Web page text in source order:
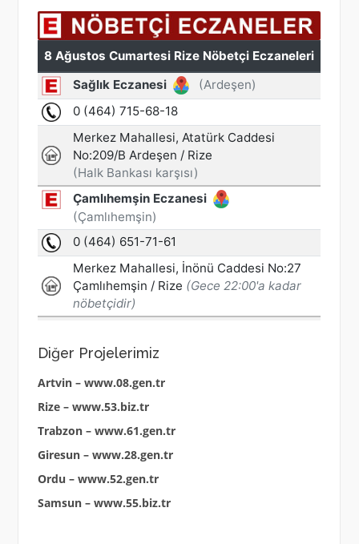
Diğer Projelerimiz
Artvin – www.08.gen.tr
Rize – www.53.biz.tr
Trabzon – www.61.gen.tr
Giresun – www.28.gen.tr
Ordu – www.52.gen.tr
Samsun – www.55.biz.tr